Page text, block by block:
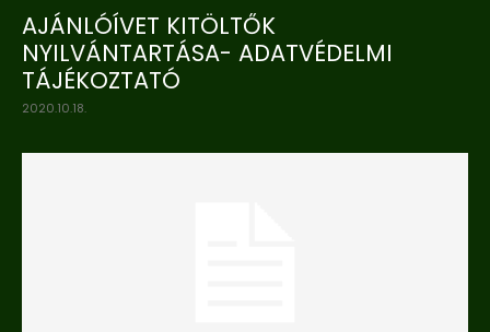
AJÁNLÓÍVET KITÖLTŐK
NYILVÁNTARTÁSA- ADATVÉDELMI
TÁJÉKOZTATÓ
2020.10.18.